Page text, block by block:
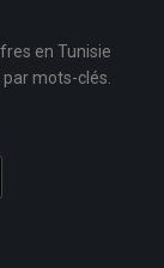
en Tunisie
mots-clés.